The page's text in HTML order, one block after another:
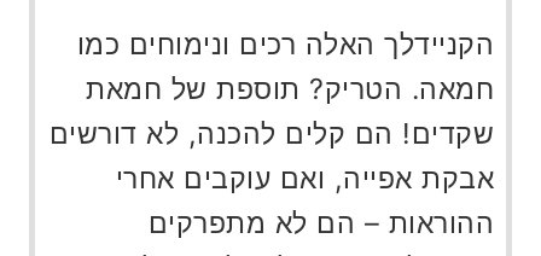
הקניידלך האלה רכים ונימוחים כמו
חמאה. הטריק? תוספת של חמאת
שקדים! הם קלים להכנה, לא דורשים
אבקת אפייה, ואם עוקבים אחרי
ההוראות – הם לא מתפרקים